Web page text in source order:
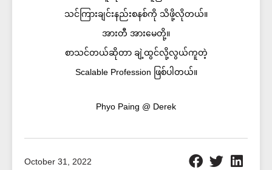
သင်ကြားချင်းနည်းစနစ်ကို သိဖို့လိုတယ်။
အားတီ အားမေတို့။
စာသင်တယ်ဆိုတာ ချဲ့ထွင်လို့လွယ်ကူတဲ့
Scalable Profession ဖြစ်ပါတယ်။
Phyo Paing @ Derek
October 31, 2022